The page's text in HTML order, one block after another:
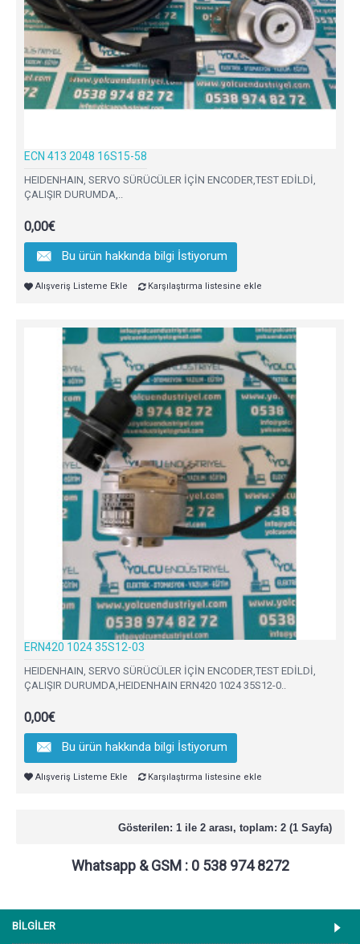
ECN 413 2048 16S15-58
HEIDENHAIN, SERVO SÜRÜCÜLER İÇİN ENCODER,TEST EDİLDİ,
ÇALIŞIR DURUMDA,..
0,00€
Bu ürün hakkında bilgi İstiyorum
Alışveriş Listeme Ekle Karşılaştırma listesine ekle
ERN420 1024 35S12-03
HEIDENHAIN, SERVO SÜRÜCÜLER İÇİN ENCODER,TEST EDİLDİ,
ÇALIŞIR DURUMDA,HEIDENHAIN ERN420 1024 35S12-0..
0,00€
Bu ürün hakkında bilgi İstiyorum
Alışveriş Listeme Ekle Karşılaştırma listesine ekle
Gösterilen: 1 ile 2 arası, toplam: 2 (1 Sayfa)
Whatsapp & GSM : 0 538 974 8272
BİLGİLER